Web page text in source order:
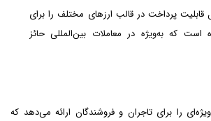
قابلیت پرداخت در قالب ارزهای مختلف را برای
است که به‌ویژه در معاملات بین‌المللی حائز
را برای تاجران و فروشندگان ارائه می‌دهد که